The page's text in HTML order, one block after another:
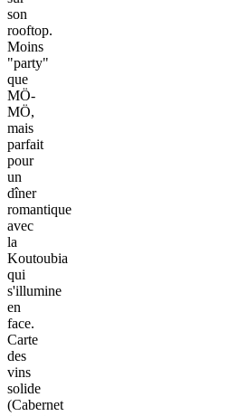
son
rooftop.
Moins
"party"
que
MÖ-
MÖ,
mais
parfait
pour
un
dîner
romantique
avec
la
Koutoubia
qui
s'illumine
en
face.
Carte
des
vins
solide
(Cabernet